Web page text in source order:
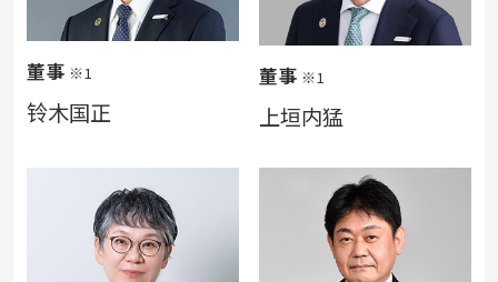
董事 ※1
铃木国正
董事 ※1
上垣内猛